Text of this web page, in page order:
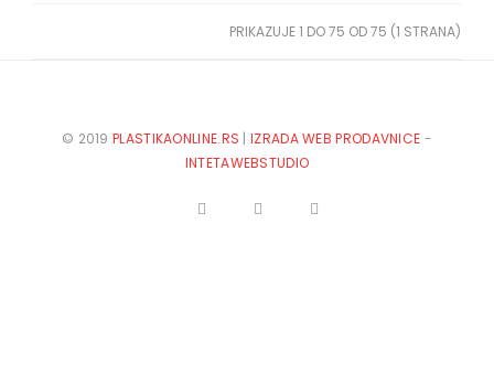
PRIKAZUJE 1 DO 75 OD 75 (1 STRANA)
© 2019PLASTIKAONLINE.RS |IZRADA WEB PRODAVNICE -
INTETAWEBSTUDIO